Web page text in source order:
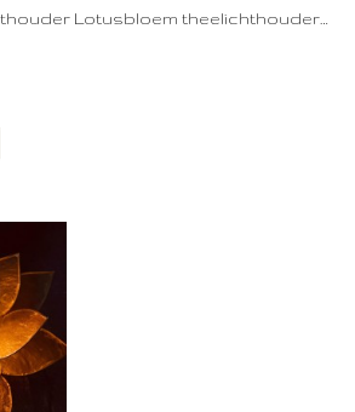
Lotusbloem theelichthouder…